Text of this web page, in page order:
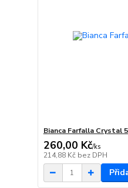
Bianca Farfalla Crystal
260,00 Kč/ks
214,88 Kč bez DPH